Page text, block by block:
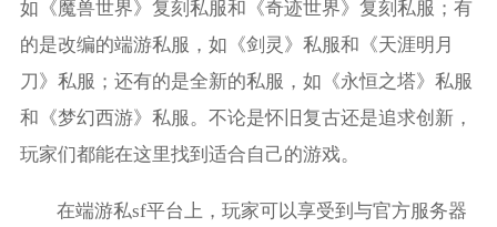
如《魔兽世界》复刻私服和《奇迹世界》复刻私服；有
的是改编的端游私服，如《剑灵》私服和《天涯明月
刀》私服；还有的是全新的私服，如《永恒之塔》私服
和《梦幻西游》私服。不论是怀旧复古还是追求创新，
玩家们都能在这里找到适合自己的游戏。
在端游私sf平台上，玩家可以享受到与官方服务器